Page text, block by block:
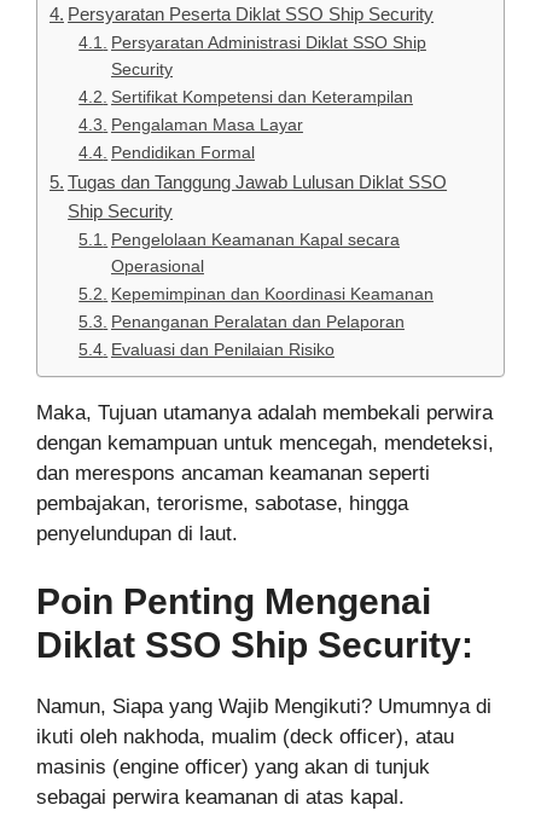
Persyaratan Peserta Diklat SSO Ship Security
Persyaratan Administrasi Diklat SSO Ship
Security
Sertifikat Kompetensi dan Keterampilan
Pengalaman Masa Layar
Pendidikan Formal
Tugas dan Tanggung Jawab Lulusan Diklat SSO
Ship Security
Pengelolaan Keamanan Kapal secara
Operasional
Kepemimpinan dan Koordinasi Keamanan
Penanganan Peralatan dan Pelaporan
Evaluasi dan Penilaian Risiko
Maka, Tujuan utamanya adalah membekali perwira
dengan kemampuan untuk mencegah, mendeteksi,
dan merespons ancaman keamanan seperti
pembajakan, terorisme, sabotase, hingga
penyelundupan di laut.
Poin Penting Mengenai
Diklat SSO Ship Security:
Namun, Siapa yang Wajib Mengikuti? Umumnya di
ikuti oleh nakhoda, mualim (deck officer), atau
masinis (engine officer) yang akan di tunjuk
sebagai perwira keamanan di atas kapal.